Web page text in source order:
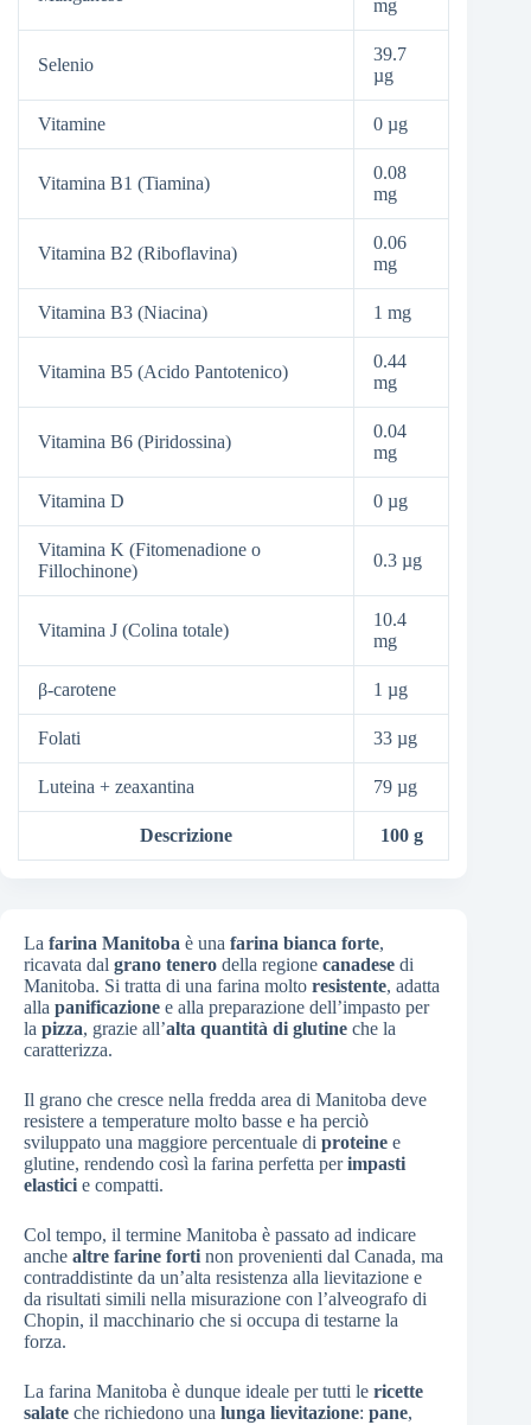
La farina Manitoba è una farina bianca forte,
ricavata dal grano tenero della regione canadese di
Manitoba. Si tratta di una farina molto resistente, adatta
alla panificazione e alla preparazione dell’impasto per
la pizza, grazie all’alta quantità di glutine che la
caratterizza.
Il grano che cresce nella fredda area di Manitoba deve
resistere a temperature molto basse e ha perciò
sviluppato una maggiore percentuale di proteine e
glutine, rendendo così la farina perfetta perimpasti
elastici e compatti.
Col tempo, il termine Manitoba è passato ad indicare
anche altre farine forti non provenienti dal Canada, ma
contraddistinte da un’alta resistenza alla lievitazione e
da risultati simili nella misurazione con l’alveografo di
Chopin, il macchinario che si occupa di testarne la
forza.
La farina Manitoba è dunque ideale per tutti le ricette
salate che richiedono una lunga lievitazione: pane,
mg
Selenio
39.7
µg
Vitamine 0 µg
Vitamina B1 (Tiamina)
0.08
mg
Vitamina B2 (Riboflavina)
0.06
mg
Vitamina B3 (Niacina) 1 mg
Vitamina B5 (Acido Pantotenico)
0.44
mg
Vitamina B6 (Piridossina)
0.04
mg
Vitamina D 0 µg
Vitamina K (Fitomenadione o
Fillochinone)
0.3 µg
Vitamina J (Colina totale)
10.4
mg
β-carotene 1 µg
Folati 33 µg
Luteina + zeaxantina 79 µg
Descrizione 100 g